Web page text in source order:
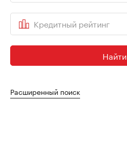
Кредитный рейтинг
Найти
Расширенный поиск